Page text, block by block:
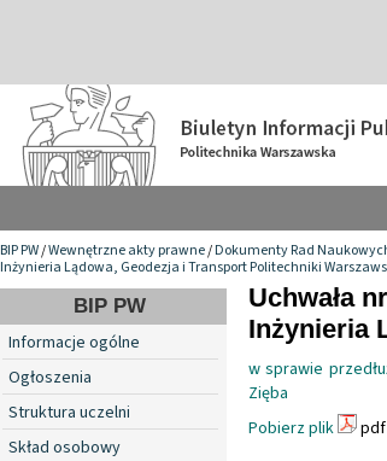
BIP PW/Wewnętrzne akty prawne/Dokumenty Rad
Inżynieria Lądowa, Geodezja i Transport Politechniki
BIP PW
Informacje ogólne
Ogłoszenia
Struktura uczelni
Skład osobowy
Uchwała
Inżynieria
w sprawie
Zięba
Pobierz plik
pdf